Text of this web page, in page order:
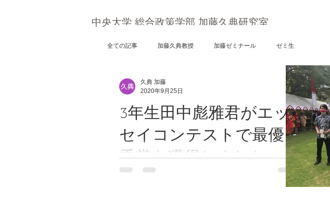
中央大学 総合政策学部 加藤久典研究室
全ての記事 加藤久典教授 加藤ゼミナール ゼミ生
3年生田中彪雅君がエッ
セイコンテストで最優
秀賞を獲得しました
久典 加藤
2020年9月25日